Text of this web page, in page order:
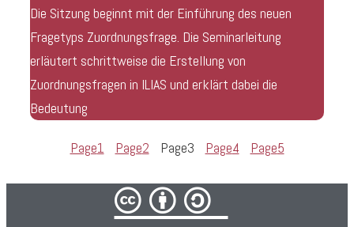
Die Sitzung beginnt mit der Einführung des neuen
Fragetyps Zuordnungsfrage. Die Seminarleitung
erläutert schrittweise die Erstellung von
Zuordnungsfragen in ILIAS und erklärt dabei die
Bedeutung
Page1 Page2 Page3 Page4 Page5
cba/